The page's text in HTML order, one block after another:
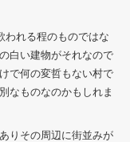
われる程のものではな
白い建物がそれなので
で何の変哲もない村で
なものなのかもしれま
りその周辺に街並みが